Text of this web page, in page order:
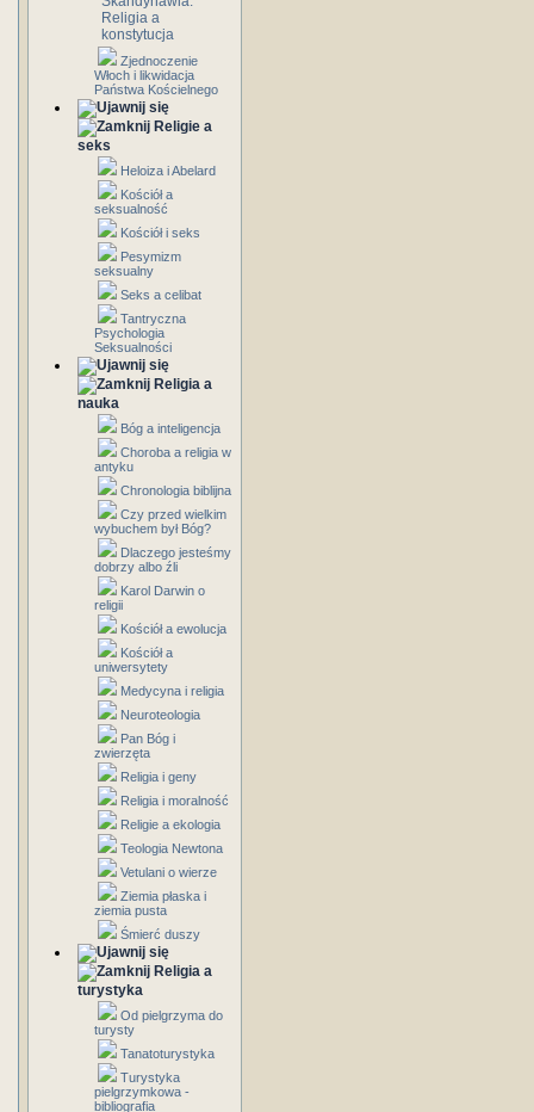
Religia a
konstytucja
Zjednoczenie
Włoch i likwidacja
Państwa Kościelnego
Religie a
seks
Heloiza i Abelard
Kościół a
seksualność
Kościół i seks
Pesymizm
seksualny
Seks a celibat
Tantryczna
Psychologia
Seksualności
Religia a
nauka
Bóg a inteligencja
Choroba a religia w
antyku
Chronologia biblijna
Czy przed wielkim
wybuchem był Bóg?
Dlaczego jesteśmy
dobrzy albo źli
Karol Darwin o
religii
Kościół a ewolucja
Kościół a
uniwersytety
Medycyna i religia
Neuroteologia
Pan Bóg i
zwierzęta
Religia i geny
Religia i moralność
Religie a ekologia
Teologia Newtona
Vetulani o wierze
Ziemia płaska i
ziemia pusta
Śmierć duszy
Religia a
turystyka
Od pielgrzyma do
turysty
Tanatoturystyka
Turystyka
pielgrzymkowa -
bibliografia